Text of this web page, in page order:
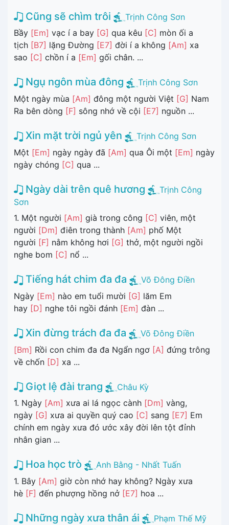
Cũng sẽ chìm trôi
Trịnh Công Sơn
Bầy [Em] vạc í a bay [G] qua kêu [C] mòn ối a
tịch [B7] lặng Đường [E7] đời í a không [Am] xa
sao [C] chồn í a [Em] gối chân. ...
Ngụ ngôn mùa đông
Trịnh Công Sơn
Một ngày mùa [Am] đông một người Việt [G] Nam
Ra bên dòng [F] sông nhớ về cội [E7] nguồn ...
Xin mặt trời ngủ yên
Trịnh Công Sơn
Một [Em] ngày ngày đã [Am] qua Ôi một [Em] ngày
ngày chóng [C] qua ...
Ngày dài trên quê hương
Trịnh Công
Sơn
1. Một người [Am] già trong công [C] viên, một
người [Dm] điên trong thành [Am] phố Một
người [F] nằm không hơi [G] thở, một người ngồi
nghe bom [C] nổ ...
Tiếng hát chim đa đa
Võ Đông Điền
Ngày [Em] nào em tuổi mười [G] lăm Em
hay [D] nghe tôi ngồi đánh [Em] đàn ...
Xin đừng trách đa đa
Võ Đông Điền
[Bm] Rồi con chim đa đa Ngẩn ngơ [A] đứng trông
về chốn [D] xa ...
Giọt lệ đài trang
Châu Kỳ
1. Ngày [Am] xưa ai lá ngọc cành [Dm] vàng,
ngày [G] xưa ai quyền quý cao [C] sang [E7] Em
chính em ngày xưa đó ước xây đời lên tột đỉnh
nhân gian ...
Hoa học trò
Anh Bằng - Nhất Tuấn
1. Bây [Am] giờ còn nhớ hay không? Ngày xưa
hè [F] đến phượng hồng nở [E7] hoa ...
Những ngày xưa thân ái
Phạm Thế Mỹ